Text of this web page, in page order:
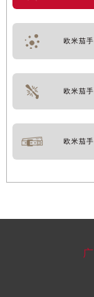
欧米茄
欧米茄
欧米茄